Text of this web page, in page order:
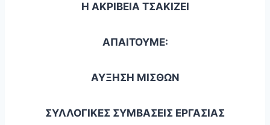
Η ΑΚΡΙΒΕΙΑ ΤΣΑΚΙΖΕΙ
ΑΠΑΙΤΟΥΜΕ:
ΑΥΞΗΣΗ ΜΙΣΘΩΝ
ΣΥΛΛΟΓΙΚΕΣ ΣΥΜΒΑΣΕΙΣ ΕΡΓΑΣΙΑΣ